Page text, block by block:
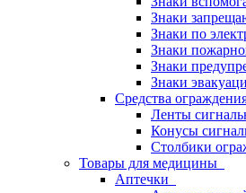
Знаки
Знаки по
Знаки
Знаки
Знаки
Средства
Ленты
Конусы
Столбики
Товары для медицины
Аптечки